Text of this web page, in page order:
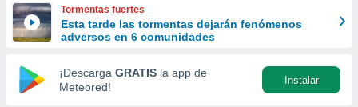
y
forma
digital
basada
Tormentas fuertes
Esta tarde las tormentas dejarán fenómenos
adversos en 6 comunidades
¡Descarga GRATIS la app de
Meteored!
Instalar